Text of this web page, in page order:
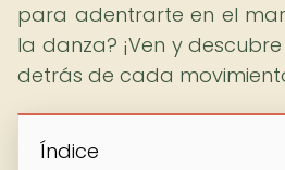
para adentrarte en el
la danza? ¡Ven y
detrás de cada
Índice